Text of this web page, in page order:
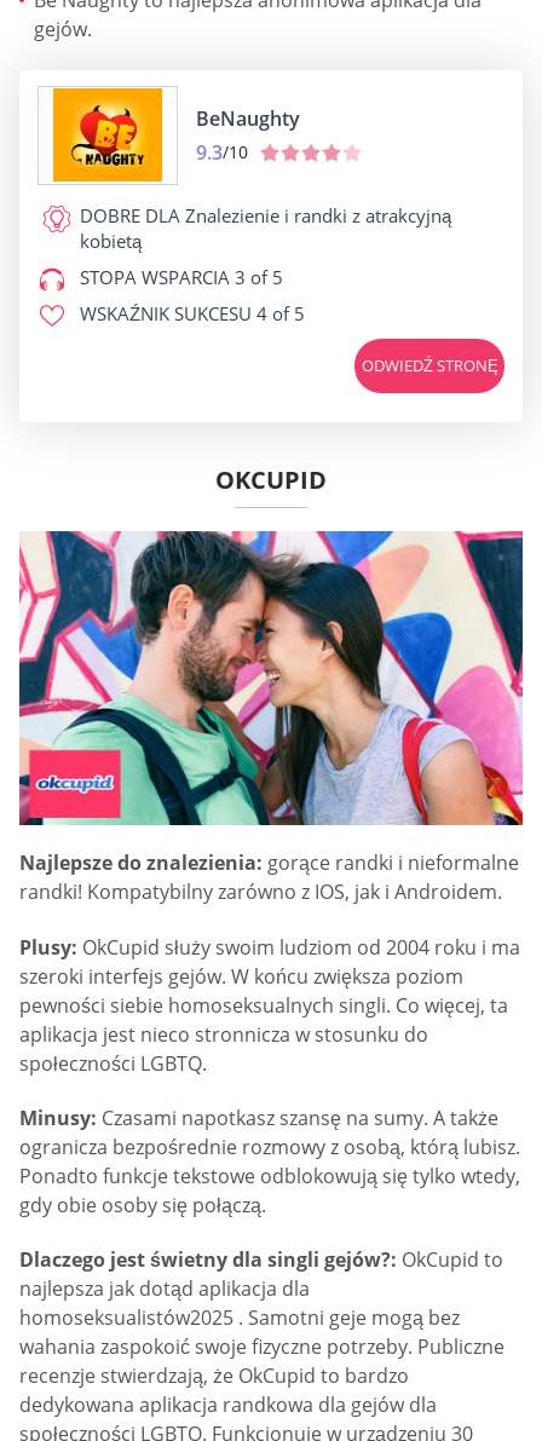
gejów.
BeNaughty
9.3/10
DOBRE DLA Znalezienie i randki z atrakcyjną
kobietą
STOPA WSPARCIA 3 of 5
WSKAŹNIK SUKCESU 4 of 5
ODWIEDŹ STRONĘ
OKCUPID
Najlepsze do znalezienia: gorące randki i nieformalne
randki! Kompatybilny zarówno z IOS, jak i Androidem.
Plusy: OkCupid służy swoim ludziom od 2004 roku i ma
szeroki interfejs gejów. W końcu zwiększa poziom
pewności siebie homoseksualnych singli. Co więcej, ta
aplikacja jest nieco stronnicza w stosunku do
społeczności LGBTQ.
Minusy: Czasami napotkasz szansę na sumy. A także
ogranicza bezpośrednie rozmowy z osobą, którą lubisz.
Ponadto funkcje tekstowe odblokowują się tylko wtedy,
gdy obie osoby się połączą.
Dlaczego jest świetny dla singli gejów?: OkCupid to
najlepsza jak dotąd aplikacja dla
homoseksualistów2025 . Samotni geje mogą bez
wahania zaspokoić swoje fizyczne potrzeby. Publiczne
recenzje stwierdzają, że OkCupid to bardzo
dedykowana aplikacja randkowa dla gejów dla
społeczności LGBTQ. Funkcjonuje w urządzeniu 30